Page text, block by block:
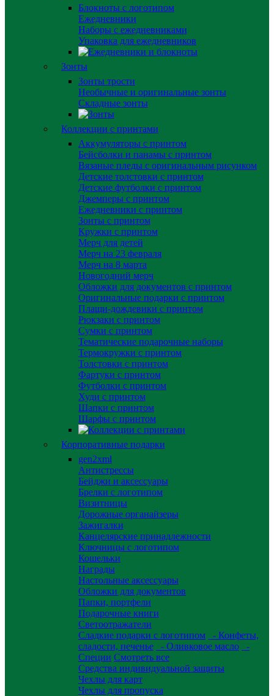
Блокноты с логотипом
Ежедневники
Наборы с ежедневниками
Упаковка для ежедневников
Зонты
Зонты трости
Необычные и оригинальные зонты
Складные зонты
Коллекции с принтами
Аккумуляторы с принтом
Бейсболки и панамы с принтом
Вязаные пледы с оригинальным рисунком
Детские толстовки с принтом
Детские футболки с принтом
Джемперы с принтом
Ежедневники с принтом
Зонты с принтом
Кружки с принтом
Мерч для детей
Мерч на 23 февраля
Мерч на 8 марта
Новогодний мерч
Обложки для документов с принтом
Оригинальные подарки с принтом
Плащи-дождевики с принтом
Рюкзаки с принтом
Сумки с принтом
Тематические подарочные наборы
Термокружки с принтом
Толстовки с принтом
Фартуки с принтом
Футболки с принтом
Худи с принтом
Шапки с принтом
Шарфы с принтом
Корпоративные подарки
gen2xml
Антистрессы
Бейджи и аксессуары
Брелки с логотипом
Визитницы
Дорожные органайзеры
Зажигалки
Канцелярские принадлежности
Ключницы с логотипом
Кошельки
Награды
Настольные аксессуары
Обложки для документов
Папки, портфели
Подарочные книги
Светоотражатели
Сладкие подарки с логотипом
- Конфеты,
сладости, печенье
- Оливковое масло
-
Специи Смотреть все
Средства индивидуальной защиты
Чехлы для карт
Чехлы для пропуска